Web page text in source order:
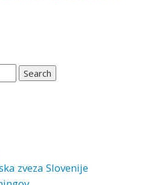
zveza Slovenije